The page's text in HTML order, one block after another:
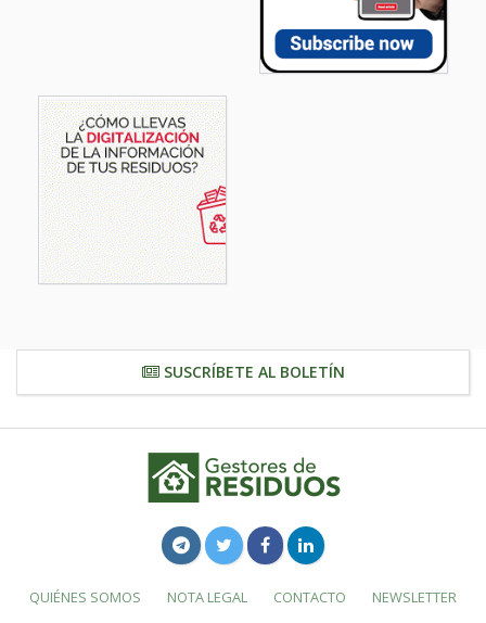
SUSCRÍBETE AL BOLETÍN
QUIÉNES SOMOS NOTA LEGAL CONTACTO NEWSLETTER